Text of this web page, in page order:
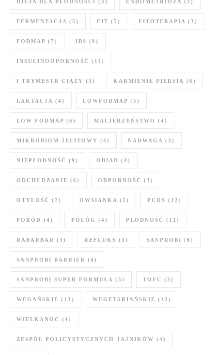
DIETA DLA PŁODNOŚCI (3) ENDOMETRIOZA (3)
FERMENTACJA (5) FIT (5) FITOTERAPIA (3)
FODMAP (7) IBS (9)
INSULINOOPORNOŚĆ (11)
I TRYMESTR CIĄŻY (3) KARMIENIE PIERSIĄ (6)
LAKTACJA (4) LOWFODMAP (5)
LOW FODMAP (6) MACIERZYŃSTWO (4)
MIKROBIOM JELITOWY (4) NADWAGA (3)
NIEPŁODNOŚĆ (9) OBIAD (4)
ODCHUDZANIE (6) ODPORNOŚĆ (3)
OTYŁOŚĆ (7) OWSIANKA (5) PCOS (12)
PORÓD (4) POŁÓG (4) PŁODNOŚĆ (12)
RABARBAR (3) REFLUKS (3) SANPROBI (6)
SANPROBI BARRIER (4)
SANPROBI SUPER FORMUŁA (5) TOFU (3)
WEGAŃSKIE (13) WEGETARIAŃSKIE (12)
WIELKANOC (4)
ZESPÓŁ POLICYSTYCZNYCH JAJNIKÓW (4)